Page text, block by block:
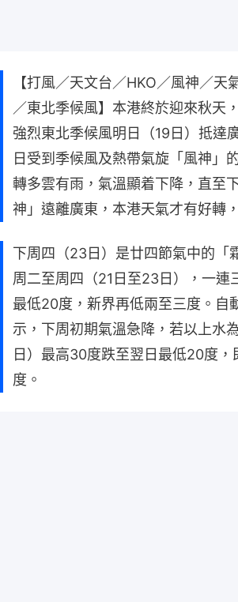
【打風／天文台／HKO／風神／天
／東北季候風】本港終於迎來秋天
強烈東北季候風明日（19日）抵達
日受到季候風及熱帶氣旋「風神」
轉多雲有雨，氣溫顯着下降，直至
神」遠離廣東，本港天氣才有好轉
下周四（23日）是廿四節氣中的「
周二至周四（21日至23日），一連
最低20度，新界再低兩至三度。自
示，下周初期氣溫急降，若以上水
日）最高30度跌至翌日最低20度，
度。